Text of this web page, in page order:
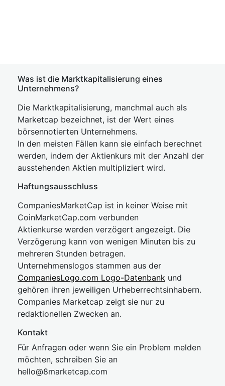
Was ist die Marktkapitalisierung eines
Unternehmens?
Die Marktkapitalisierung, manchmal auch als
Marketcap bezeichnet, ist der Wert eines
börsennotierten Unternehmens.
In den meisten Fällen kann sie einfach berechnet
werden, indem der Aktienkurs mit der Anzahl der
ausstehenden Aktien multipliziert wird.
Haftungsausschluss
CompaniesMarketCap ist in keiner Weise mit
CoinMarketCap.com verbunden
Aktienkurse werden verzögert angezeigt. Die
Verzögerung kann von wenigen Minuten bis zu
mehreren Stunden betragen.
Unternehmenslogos stammen aus der
CompaniesLogo.com Logo-Datenbank und
gehören ihren jeweiligen Urheberrechtsinhabern.
Companies Marketcap zeigt sie nur zu
redaktionellen Zwecken an.
Kontakt
Für Anfragen oder wenn Sie ein Problem melden
möchten, schreiben Sie an
hello@8marketcap.com